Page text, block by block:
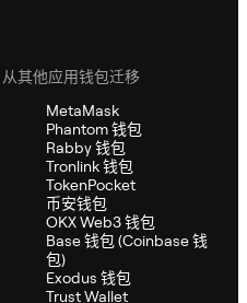
从其他应用钱包迁移
MetaMask
Phantom 钱包
Rabby 钱包
Tronlink 钱包
TokenPocket
币安钱包
OKX Web3 钱包
Base 钱包 (Coinbase 钱
包)
Exodus 钱包
Trust Wallet